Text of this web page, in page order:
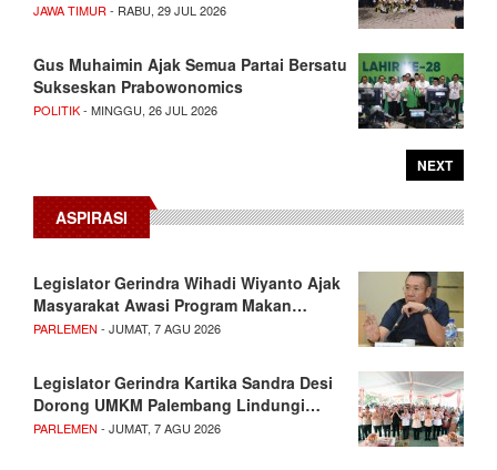
JAWA TIMUR - RABU, 29 JUL 2026
Gus Muhaimin Ajak Semua Partai Bersatu
Sukseskan Prabowonomics
POLITIK- MINGGU, 26 JUL 2026
NEXT
ASPIRASI
Legislator Gerindra Wihadi Wiyanto Ajak
Masyarakat Awasi Program Makan…
PARLEMEN - JUMAT, 7 AGU 2026
Legislator Gerindra Kartika Sandra Desi
Dorong UMKM Palembang Lindungi…
PARLEMEN - JUMAT, 7 AGU 2026